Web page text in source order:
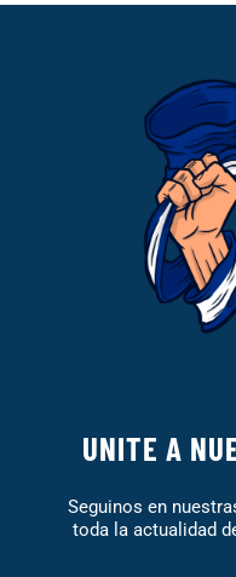
UNITE A
Seguinos en
toda la actualidad